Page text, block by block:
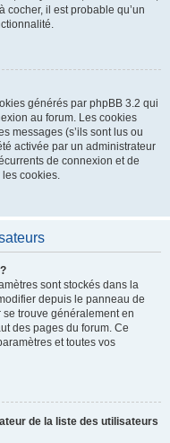
cocher, il est probable qu’un
générés par phpBB 3.2 qui
au forum. Les cookies
messages (s’ils sont lus ou
activée par un administrateur
de connexion et de
cookies.
sont stockés dans la
depuis le panneau de
trouve généralement en
des pages du forum. Ce
et toutes vos
de la liste des utilisateurs